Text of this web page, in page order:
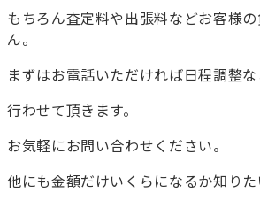
もちろん査定料や出張料などお客様
ん。
まずはお電話いただければ日程調整な
行わせて頂きます。
お気軽にお問い合わせください。
他にも金額だけいくらになるか知り